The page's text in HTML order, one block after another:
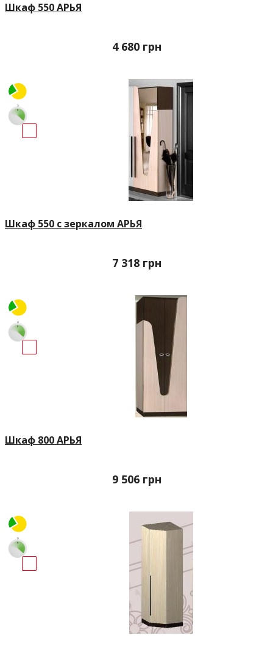
Шкаф 550 АРЬЯ
4 680 грн
Шкаф 550 с зеркалом АРЬЯ
7 318 грн
Шкаф 800 АРЬЯ
9 506 грн